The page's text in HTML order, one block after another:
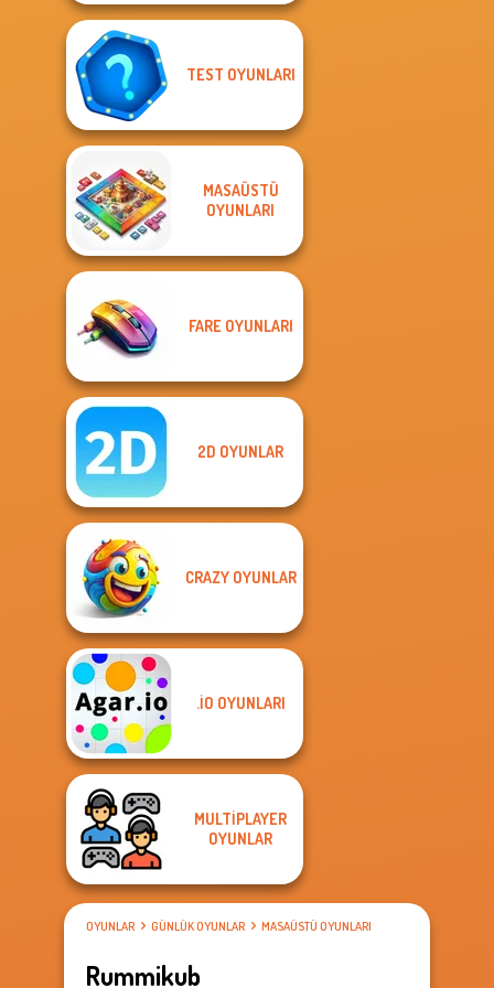
TEST OYUNLARI
MASAÜSTÜ
OYUNLARI
FARE OYUNLARI
2D OYUNLAR
CRAZY OYUNLAR
.IO OYUNLARI
MULTIPLAYER
OYUNLAR
OYUNLAR GÜNLÜK OYUNLAR MASAÜSTÜ OYUNLARI
Rummikub